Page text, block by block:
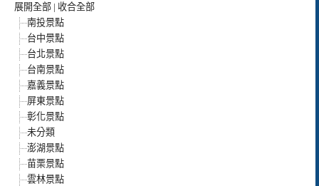
展開全部 | 收合全部
南投景點
台中景點
台北景點
台南景點
嘉義景點
屏東景點
彰化景點
未分類
澎湖景點
苗栗景點
雲林景點